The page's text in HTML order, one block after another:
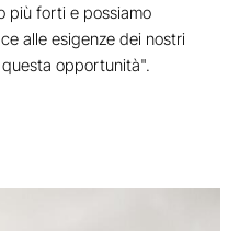
più forti e possiamo
alle esigenze dei nostri
opportunità".